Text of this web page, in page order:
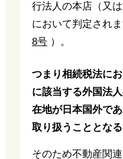
行法人の本店（又
において判定され
8号）。
つまり相続税法に
に該当する外国法
在地が日本国外で
取り扱うこととなる
そのため不動産関